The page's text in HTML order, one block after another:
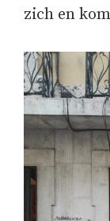
zich en